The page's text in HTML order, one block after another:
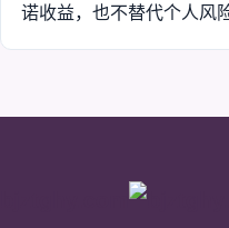
诺收益，也不替代个人风